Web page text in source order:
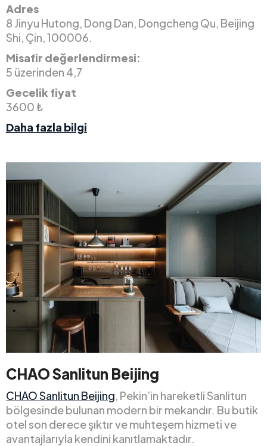
Adres
8 Jinyu Hutong, Dong Dan, Dongcheng Qu, Beijing
Shi, Çin, 100006.
Misafir değerlendirmesi:
5 üzerinden 4,7
Gecelik fiyat
3600 ₺
Daha fazla bilgi
CHAO Sanlitun Beijing
CHAO Sanlitun Beijing , Pekin’in hareketli Sanlitun
bölgesinde bulunan modern bir mekandır. Bu butik
otel son derece şıktır ve muhteşem hizmeti ve
avantajlarıyla kendini kanıtlamaktadır.